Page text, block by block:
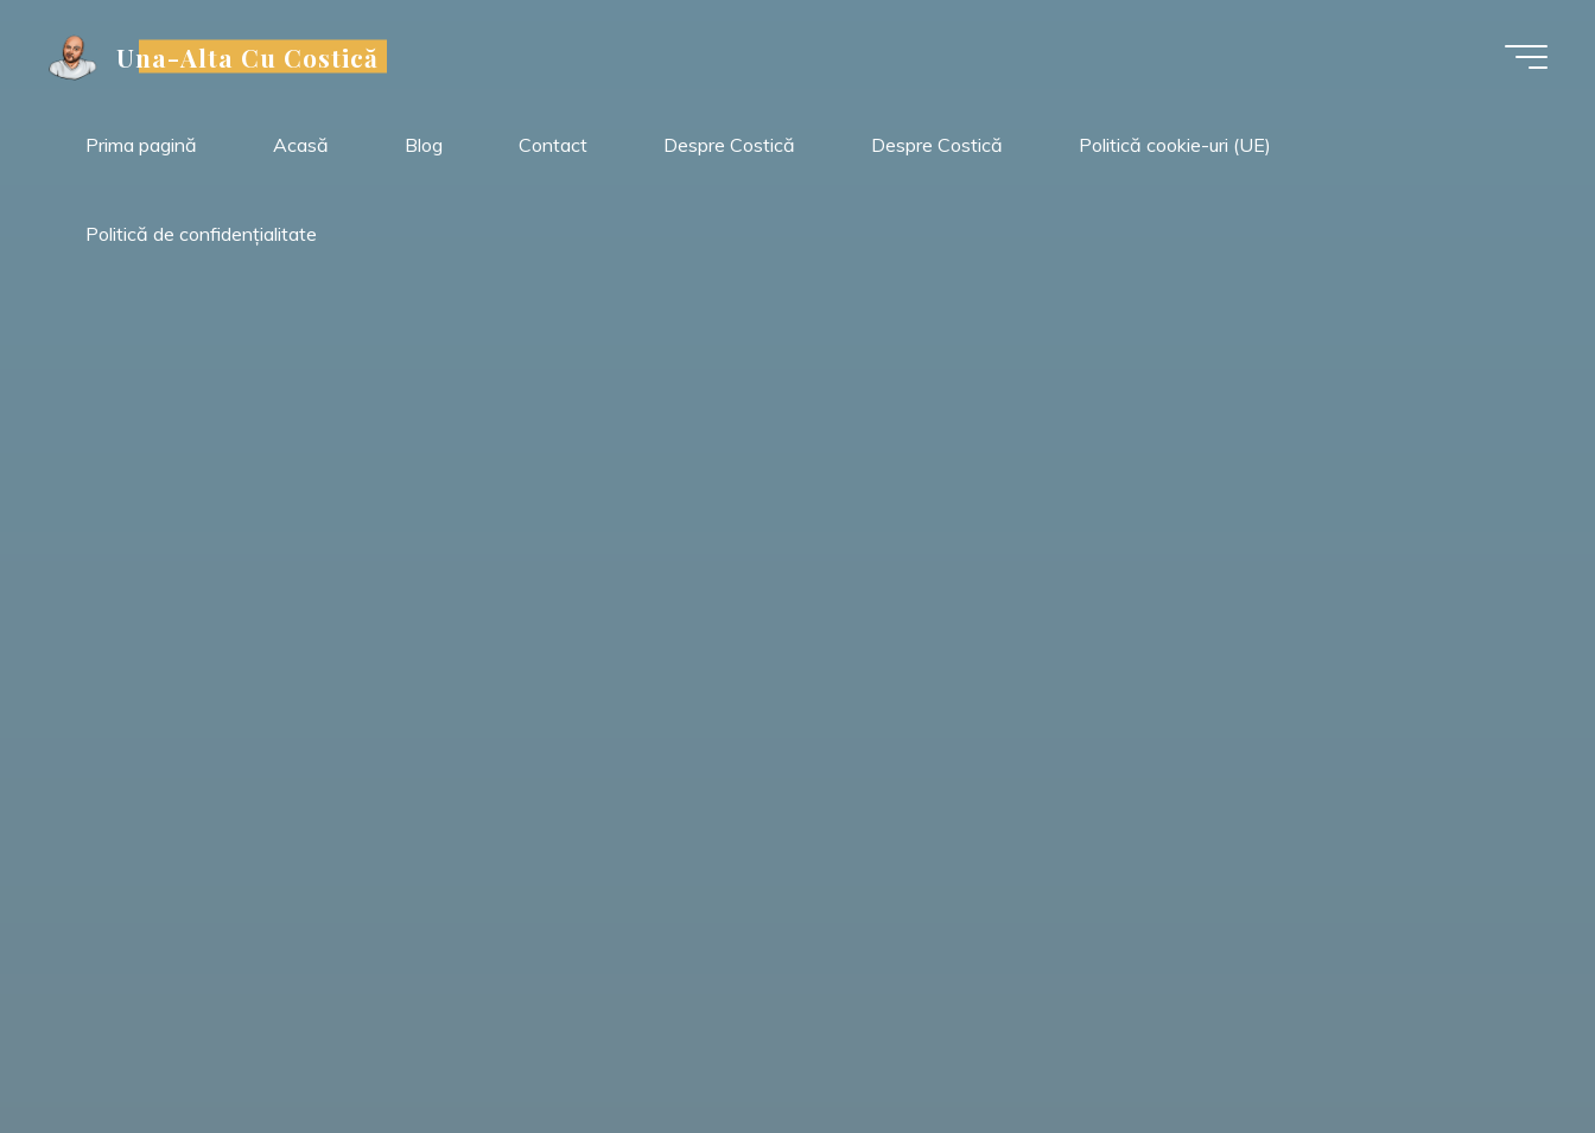
conținut
Una-Alta Cu Costică
Prima pagină Acasă Blog Contact Despre Costică Despre Costică Politică cookie-uri (UE)
Politică de confidențialitate